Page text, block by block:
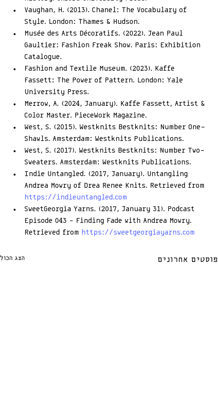
Vaughan, H. (2013). Chanel: The Vocabulary of
Style. London: Thames & Hudson.
Musée des Arts Décoratifs. (2022). Jean Paul
Gaultier: Fashion Freak Show. Paris: Exhibition
Catalogue.
Fashion and Textile Museum. (2023). Kaffe
Fassett: The Power of Pattern. London: Yale
University Press.
Merrow, A. (2024, January). Kaffe Fassett, Artist &
Color Master. PieceWork Magazine.
West, S. (2015). Westknits Bestknits: Number One—
Shawls. Amsterdam: Westknits Publications.
West, S. (2017). Westknits Bestknits: Number Two—
Sweaters. Amsterdam: Westknits Publications.
Indie Untangled. (2017, January). Untangling
Andrea Mowry of Drea Renee Knits. Retrieved from
https://indieuntangled.com
SweetGeorgia Yarns. (2017, January 31). Podcast
Episode 043 – Finding Fade with Andrea Mowry.
Retrieved from
https://sweetgeorgiayarns.com
פוסטים אחרונים הצג הכול